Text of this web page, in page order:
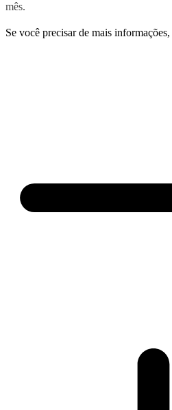
mês.
Se você precisar de mais informações,